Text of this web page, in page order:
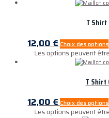
T Shirt
12,00€ Choix des options
Les options peuvent
T Shirt
12,00€ Choix des options
Les options peuvent